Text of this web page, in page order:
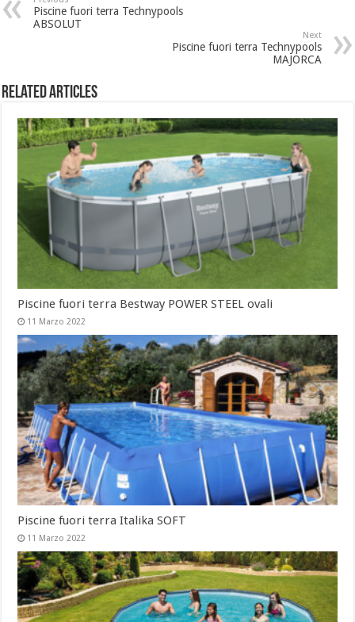
Piscine fuori terra Technypools
ABSOLUT
Next
Piscine fuori terra Technypools
MAJORCA
Related Articles
Piscine fuori terra Bestway POWER STEEL ovali
11 Marzo 2022
Piscine fuori terra Italika SOFT
11 Marzo 2022